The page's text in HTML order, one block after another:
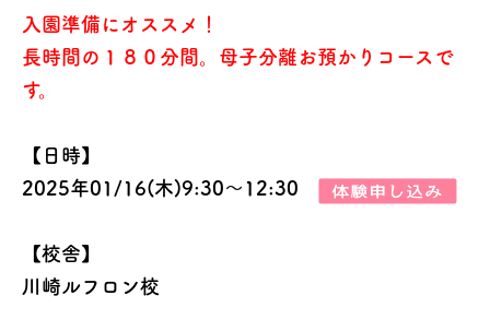
入園準備にオススメ！
長時間の１８０分間。母子分離お預かりコースで
す。
【日時】
2025年01/16(木)9:30～12:30
【校舎】
川崎ルフロン校